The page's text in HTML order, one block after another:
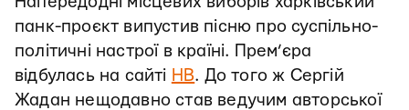
панк-проєкт випустив пісню про суспільно-
політичні настрої в країні. Прем’єра
відбулась на сайті НВ. До того ж Сергій
Жадан нещодавно став ведучим авторської